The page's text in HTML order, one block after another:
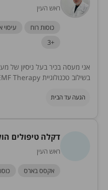
ראש העין
כוסות רוח
+3
בשילוב טכנולוגיית PEMF Therapy.
הגעה עד הבית
דקלה טיפולים
ראש העין
אקסס בארס